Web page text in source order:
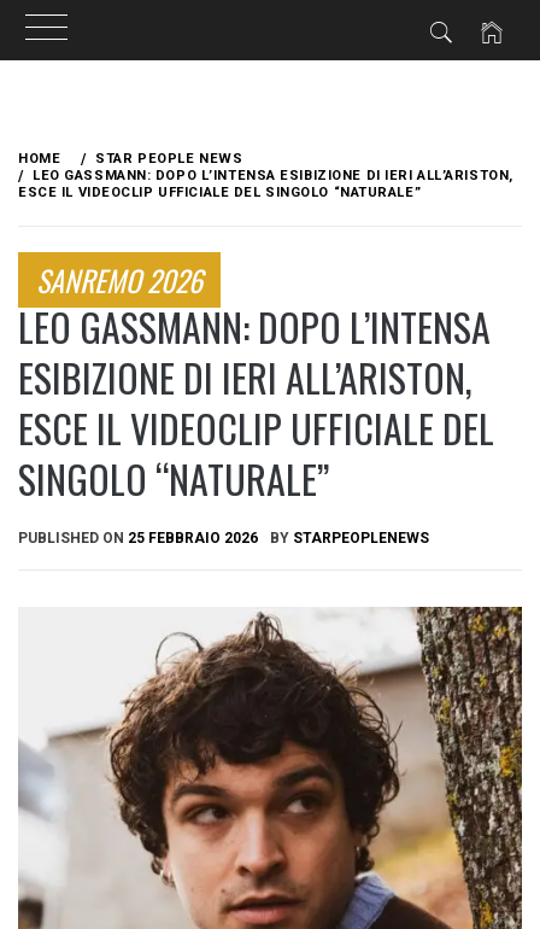
content
HOME
STAR PEOPLE NEWS
LEO GASSMANN: DOPO L’INTENSA ESIBIZIONE DI IERI ALL’ARISTON,
ESCE IL VIDEOCLIP UFFICIALE DEL SINGOLO “NATURALE”
SANREMO 2026
LEO GASSMANN: DOPO L’INTENSA
ESIBIZIONE DI IERI ALL’ARISTON,
ESCE IL VIDEOCLIP UFFICIALE DEL
SINGOLO “NATURALE”
PUBLISHED ON 25 FEBBRAIO 2026 BY STARPEOPLENEWS